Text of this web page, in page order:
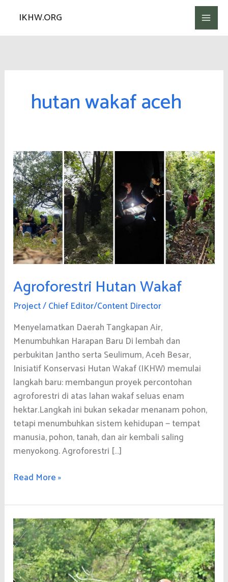
konten
IKHW.ORG
hutan wakaf aceh
Agroforestri Hutan Wakaf
Project/Chief Editor/Content Director
Menyelamatkan Daerah Tangkapan Air,
Menumbuhkan Harapan Baru Di lembah dan
perbukitan Jantho serta Seulimum, Aceh Besar,
Inisiatif Konservasi Hutan Wakaf (IKHW) memulai
langkah baru: membangun proyek percontohan
agroforestri di atas lahan wakaf seluas enam
hektar.Langkah ini bukan sekadar menanam pohon,
tetapi menumbuhkan sistem kehidupan — tempat
manusia, pohon, tanah, dan air kembali saling
menyokong. Agroforestri […]
Agroforestri
Wakaf
Read More »